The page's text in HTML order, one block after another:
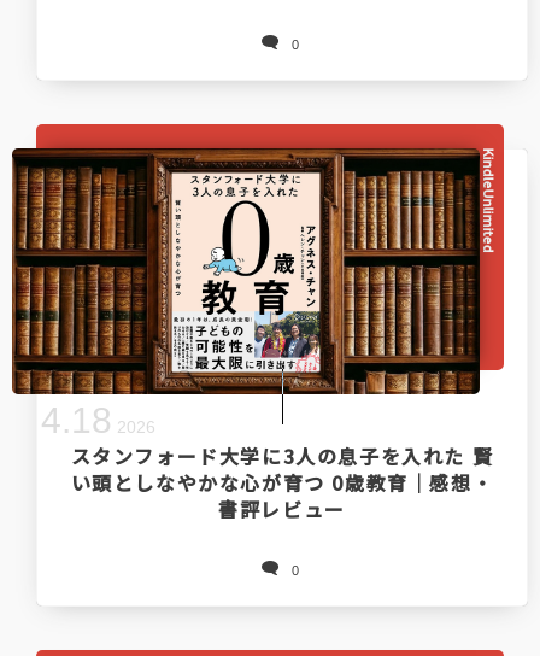
0
KindleUnlimited
スタンフォード大学に3人の息子を入れた 賢
い頭としなやかな心が育つ 0歳教育｜感想・
書評レビュー
0
4.18 2026